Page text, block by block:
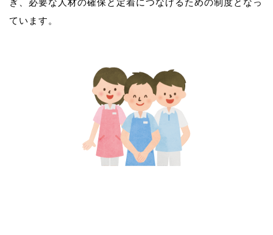
ぎ、必要な人材の確保と定着につなげるための制度となっ
ています。